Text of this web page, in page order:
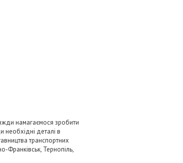
намагаємося зробити
деталі в
транспортних
Франківськ, Тернопіль,